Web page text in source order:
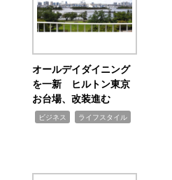
オールデイダイニング
を一新 ヒルトン東京
お台場、改装進む
ビジネス ライフスタイル